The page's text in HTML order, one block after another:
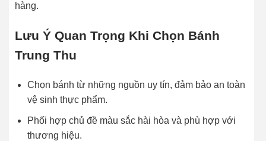
hàng.
Lưu Ý Quan Trọng Khi Chọn Bánh
Trung Thu
Chọn bánh từ những nguồn uy tín, đảm bảo an toàn
vệ sinh thực phẩm.
Phối hợp chủ đề màu sắc hài hòa và phù hợp với
thương hiệu.